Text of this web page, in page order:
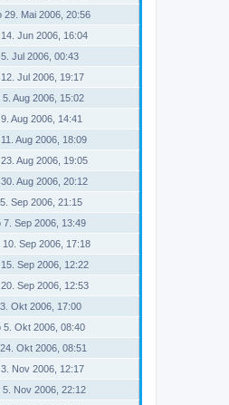
29. Mai 2006, 20:56
14. Jun 2006, 16:04
5. Jul 2006, 00:43
12. Jul 2006, 19:17
5. Aug 2006, 15:02
9. Aug 2006, 14:41
Aug 2006, 18:09
23. Aug 2006, 19:05
30. Aug 2006, 20:12
Sep 2006, 21:15
7. Sep 2006, 13:49
10. Sep 2006, 17:18
Sep 2006, 12:22
20. Sep 2006, 12:53
Okt 2006, 17:00
5. Okt 2006, 08:40
Okt 2006, 08:51
Nov 2006, 12:17
5. Nov 2006, 22:12